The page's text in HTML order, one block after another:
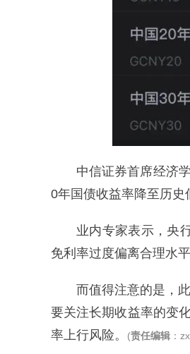
中信证券首席经济
0年国债收益率降至历史
业内专家表示，央
免利率过度偏离合理水平
而值得注意的是，
要关注长期收益率的变
率上行风险。
(责任编辑 ：